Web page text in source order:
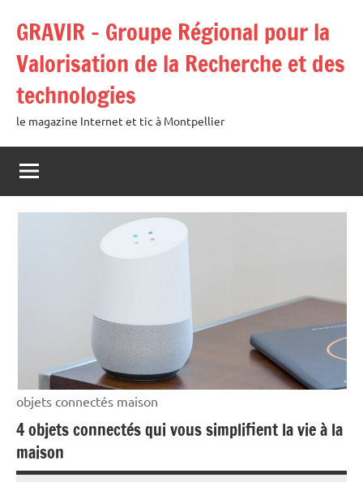
contenu
GRAVIR – Groupe Régional pour la
Valorisation de la Recherche et des
technologies
le magazine Internet et tic à Montpellier
objets connectés maison
4 objets connectés qui vous simplifient la vie à la
maison